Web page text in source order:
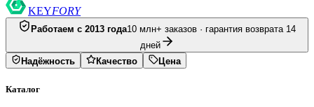
KEYFORY
Работаем с 2013 года10 млн+ заказов · гарантия возврата 14
дней
Надёжность
Качество Цена
Каталог